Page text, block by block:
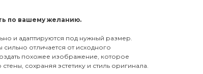
по вашему желанию.
и адаптируются под нужный размер.
отличается от исходного
похожее изображение, которое
сохраняя эстетику и стиль оригинала.